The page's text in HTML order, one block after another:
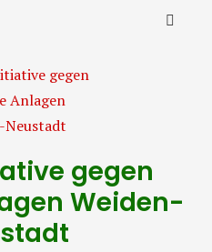
gegen
Weiden-